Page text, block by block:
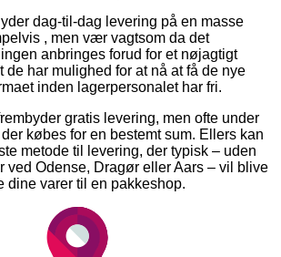
dag-til-dag levering på en masse
, men vær vagtsom da det
anbringes forud for et nøjagtigt
de har mulighed for at nå at få de nye
inden lagerpersonalet har fri.
gratis levering, men ofte under
købes for en bestemt sum. Ellers kan
metode til levering, der typisk – uden
ved Odense, Dragør eller Aars – vil blive
dine varer til en pakkeshop.